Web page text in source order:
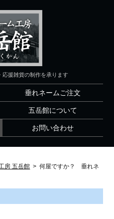
応援雑貨の制作を承ります
垂れネームご注文
五岳館について
お問い合わせ
房 五岳館 >何屋ですか？ 垂れネ